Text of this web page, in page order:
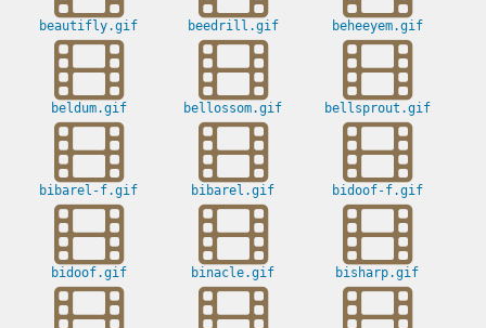
beautifly.gif beedrill.gif beheeyem.gif
beldum.gif bellossom.gif bellsprout.gif
bibarel-f.gif bibarel.gif bidoof-f.gif
bidoof.gif binacle.gif bisharp.gif